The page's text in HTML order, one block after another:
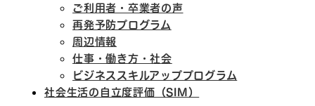
ご利用者・卒業者の声
再発予防プログラム
周辺情報
仕事・働き方・社会
ビジネススキルアッププログラム
社会生活の自立度評価（SIM）